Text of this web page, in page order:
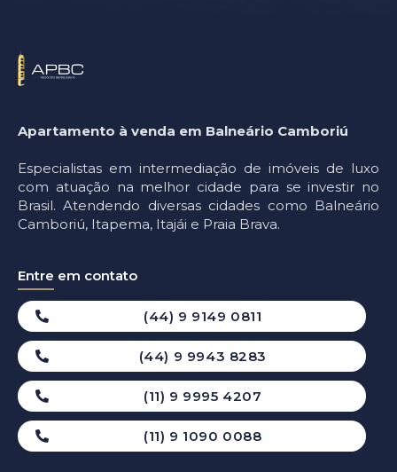
Apartamento à venda em Balneário Camboriú
Especialistas em intermediação de imóveis de luxo
com atuação na melhor cidade para se investir no
Brasil. Atendendo diversas cidades como Balneário
Camboriú, Itapema, Itajái e Praia Brava.
Entre em contato
(44) 9 9149 0811
(44) 9 9943 8283
(11) 9 9995 4207
(11) 9 1090 0088